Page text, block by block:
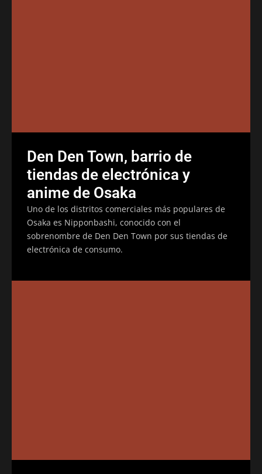
Den Den Town, barrio de
tiendas de electrónica y
anime de Osaka
Uno de los distritos comerciales más populares de
Osaka es Nipponbashi, conocido con el
sobrenombre de Den Den Town por sus tiendas de
electrónica de consumo.